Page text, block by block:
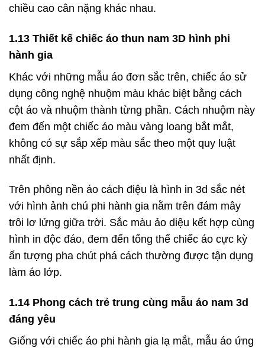
chiều cao cân nặng khác nhau.
1.13 Thiết kế chiếc áo thun nam 3D hình phi
hành gia
Khác với những mẫu áo đơn sắc trên, chiếc áo sử
dụng công nghệ nhuộm màu khác biệt bằng cách
cột áo và nhuộm thành từng phần. Cách nhuộm này
đem đến một chiếc áo màu vàng loang bắt mắt,
không có sự sắp xếp màu sắc theo một quy luật
nhất định.
Trên phông nền áo cách điệu là hình in 3d sắc nét
với hình ảnh chú phi hành gia nằm trên đám mây
trôi lơ lửng giữa trời. Sắc màu ảo diệu kết hợp cùng
hình in độc đáo, đem đến tổng thể chiếc áo cực kỳ
ấn tượng pha chút phá cách thường được tận dụng
làm áo lớp.
1.14 Phong cách trẻ trung cùng mẫu áo nam 3d
đáng yêu
Giống với chiếc áo phi hành gia lạ mắt, mẫu áo ứng